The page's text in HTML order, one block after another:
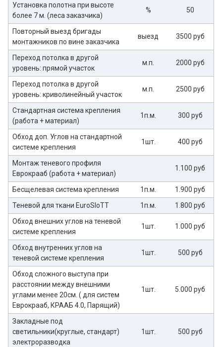
Установка полотна при высоте
более 7 м. (леса заказчика)
% 50
Повторный выезд бригады
монтажников по вине заказчика
выезд 3500 руб
Переход потолка в другой
уровень: прямой участок
м.п. 2000 руб
Переход потолка в другой
уровень: криволинейный участок
м.п. 2500 руб
Стандартная система крепления
(работа + материал)
1п.м. 300 руб
Обход доп. Углов на стандартной
системе крепления
1шт. 400 руб
Монтаж теневого профиля
Еврокрааб (работа + материал)
1.100 руб
Бесщелевая система крепления 1п.м.
1.900 руб
Теневой для ткани EuroSloTT
1п.м.
1.800 руб
Обход внешних углов на теневой
системе крепления
1шт. 1.000 руб
Обход внутренних углов на
теневой системе крепления
1шт. 500 руб
Обход сложного выступа при
расстоянии между внешними
углами менее 20см. ( для систем
Еврокрааб, КРААБ 4.0, Парящий)
1шт. 5.000 руб
Закладные под
светильники(круглые, стандарт)
электроразводка
1шт. 500 руб